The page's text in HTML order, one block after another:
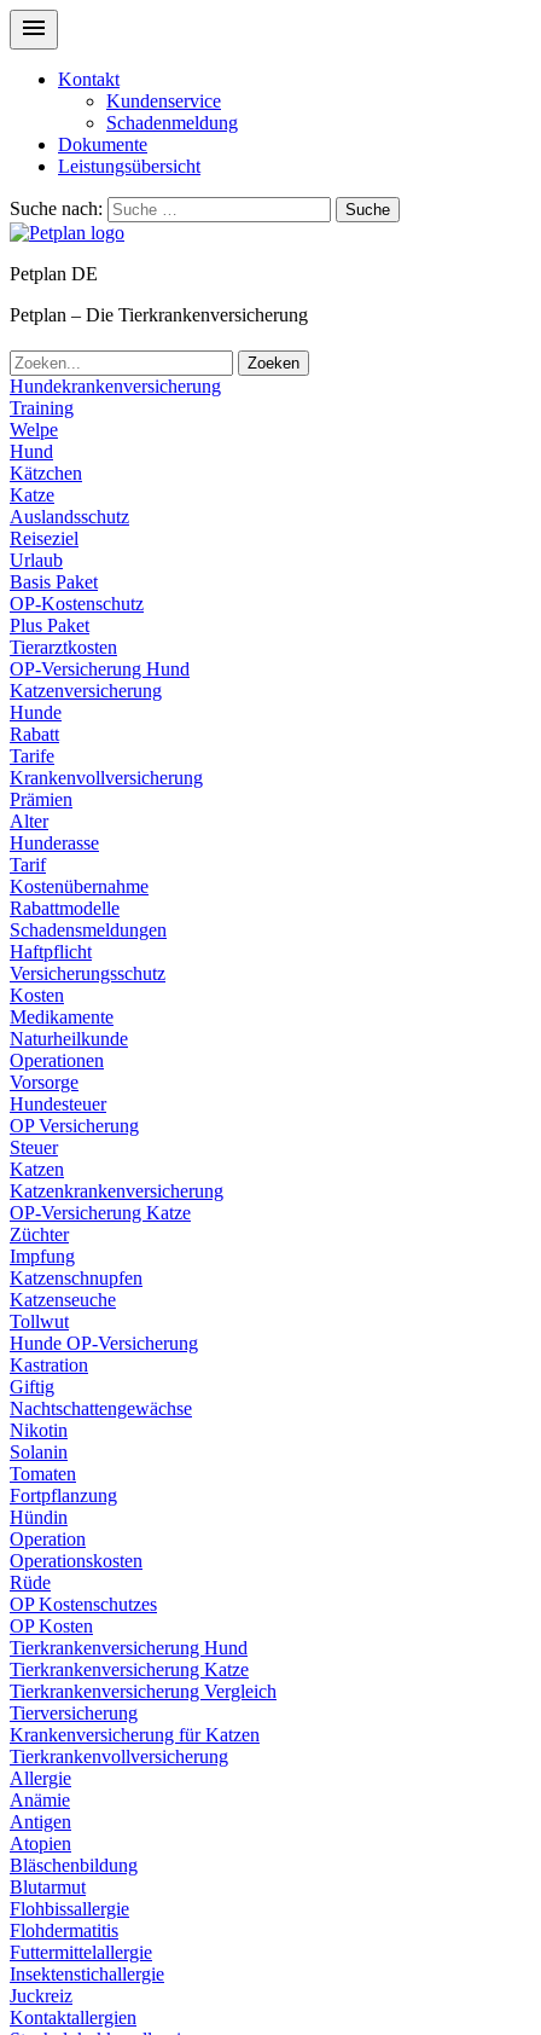
Kontakt
Kundenservice
Schadenmeldung
Dokumente
Leistungsübersicht
Suche nach: Suche
Petplan DE
Petplan – Die Tierkrankenversicherung
Zoeken
Hundekrankenversicherung
Training
Welpe
Hund
Kätzchen
Katze
Auslandsschutz
Reiseziel
Urlaub
Basis Paket
OP-Kostenschutz
Plus Paket
Tierarztkosten
OP-Versicherung Hund
Katzenversicherung
Hunde
Rabatt
Tarife
Krankenvollversicherung
Prämien
Alter
Hunderasse
Tarif
Kostenübernahme
Rabattmodelle
Schadensmeldungen
Haftpflicht
Versicherungsschutz
Kosten
Medikamente
Naturheilkunde
Operationen
Vorsorge
Hundesteuer
OP Versicherung
Steuer
Katzen
Katzenkrankenversicherung
OP-Versicherung Katze
Züchter
Impfung
Katzenschnupfen
Katzenseuche
Tollwut
Hunde OP-Versicherung
Kastration
Giftig
Nachtschattengewächse
Nikotin
Solanin
Tomaten
Fortpflanzung
Hündin
Operation
Operationskosten
Rüde
OP Kostenschutzes
OP Kosten
Tierkrankenversicherung Hund
Tierkrankenversicherung Katze
Tierkrankenversicherung Vergleich
Tierversicherung
Krankenversicherung für Katzen
Tierkrankenvollversicherung
Allergie
Anämie
Antigen
Atopien
Bläschenbildung
Blutarmut
Flohbissallergie
Flohdermatitis
Futtermittelallergie
Insektenstichallergie
Juckreiz
Kontaktallergien